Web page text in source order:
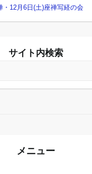
・12月6日(土)座禅写経の会
サイト内検索
メニュー